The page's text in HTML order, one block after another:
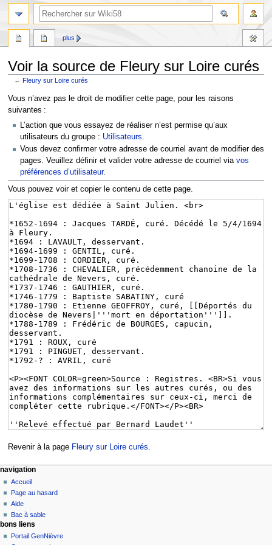
Voir la source de Fleury sur Loire curés
←Fleury sur Loire curés
Aller
à
navigation
Aller
à
recherche
Vous n’avez pas le droit de modifier cette page, pour les raisons
suivantes :
L’action que vous essayez de réaliser n’est permise qu’aux
utilisateurs du groupe : Utilisateurs.
Vous devez confirmer votre adresse de courriel avant de modifier des
pages. Veuillez définir et valider votre adresse de courriel via vos
préférences d’utilisateur.
Vous pouvez voir et copier le contenu de cette page.
Revenir à la page Fleury sur Loire curés.
plus
navigation
Accueil
Page au hasard
Aide
Bac à sable
bons liens
Portail GenNièvre